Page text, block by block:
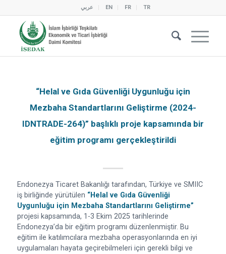
عربي EN FR TR
“Helal ve Gıda Güvenliği Uygunluğu için
Mezbaha Standartlarını Geliştirme (2024-
IDNTRADE-264)” başlıklı proje kapsamında bir
eğitim programı gerçekleştirildi
Endonezya Ticaret Bakanlığı tarafından, Türkiye ve SMIIC
iş birliğinde yürütülen “Helal ve Gıda Güvenliği
Uygunluğu için Mezbaha Standartlarını Geliştirme”
projesi kapsamında, 1-3 Ekim 2025 tarihlerinde
Endonezya’da bir eğitim programı düzenlenmiştir. Bu
eğitim ile katılımcılara mezbaha operasyonlarında en iyi
uygulamaları hayata geçirebilmeleri için gerekli bilgi ve